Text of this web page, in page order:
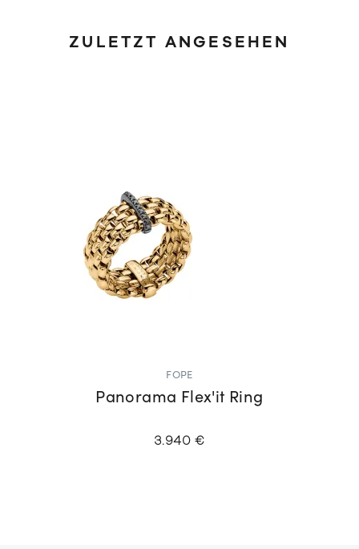
ZULETZT ANGESEHEN
FOPE
Panorama Flex'it Ring
3.940 €